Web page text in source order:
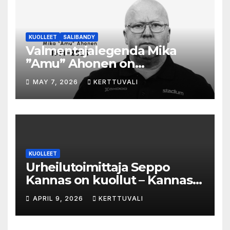
KUOLLEET SALIBANDY
Valmentajalegenda Mika
”Amu” Ahonen on
menehtynyt
MAY 7, 2026 KERTTUVALI
KUOLLEET
Urheilutoimittaja Seppo
Kannas on kuollut – Kannas
oli kuollessaan 92-vuotias
APRIL 9, 2026 KERTTUVALI